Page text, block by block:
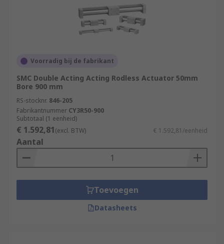
Voorradig bij de fabrikant
SMC Double Acting Acting Rodless Actuator 50mm
Bore 900 mm
RS-stocknr. 846-205
Fabrikantnummer CY3R50-900
Subtotaal (1 eenheid)
€ 1.592,81(excl. BTW) € 1.592,81/eenheid
Aantal
Toevoegen
Datasheets